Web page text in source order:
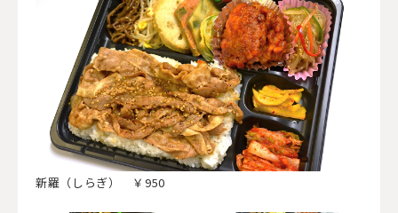
新羅（しらぎ） ￥950